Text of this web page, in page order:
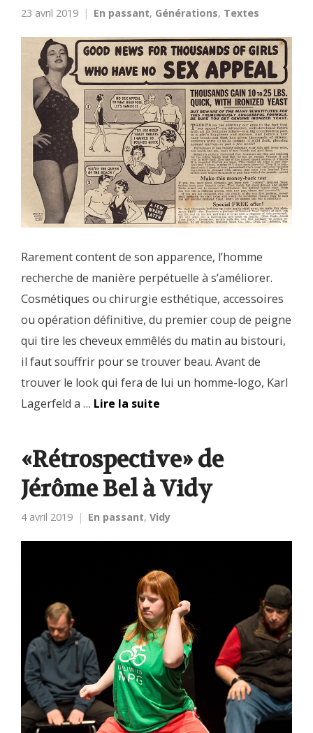
23 avril 2019 En passant, Générations, Textes
Rarement content de son apparence, l’homme
recherche de manière perpétuelle à s’améliorer.
Cosmétiques ou chirurgie esthétique, accessoires
ou opération définitive, du premier coup de peigne
qui tire les cheveux emmêlés du matin au bistouri,
il faut souffrir pour se trouver beau. Avant de
trouver le look qui fera de lui un homme-logo, Karl
Lagerfeld a … Lire la suite
«Rétrospective» de
Jérôme Bel à Vidy
4 avril 2019 En passant, Vidy